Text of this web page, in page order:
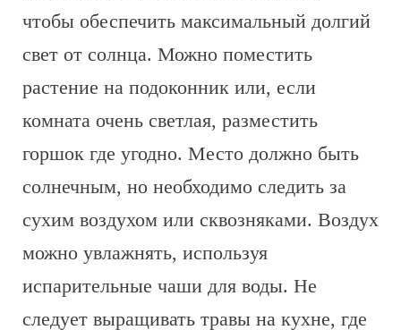
чтобы обеспечить максимальный долгий
свет от солнца. Можно поместить
растение на подоконник или, если
комната очень светлая, разместить
горшок где угодно. Место должно быть
солнечным, но необходимо следить за
сухим воздухом или сквозняками. Воздух
можно увлажнять, используя
испарительные чаши для воды. Не
следует выращивать травы на кухне, где